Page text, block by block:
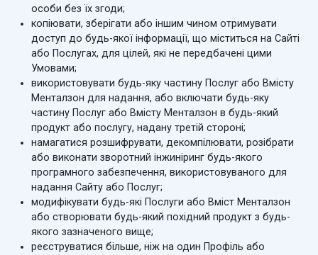
особи без їх згоди;
копіювати, зберігати або іншим чином отримувати
доступ до будь-якої інформації, що міститься на Сайті
або Послугах, для цілей, які не передбачені цими
Умовами;
використовувати будь-яку частину Послуг або Вмісту
Менталзон для надання, або включати будь-яку
частину Послуг або Вмісту Менталзон в будь-який
продукт або послугу, надану третій стороні;
намагатися розшифрувати, декомпілювати, розібрати
або виконати зворотний інжиніринг будь-якого
програмного забезпечення, використовуваного для
надання Сайту або Послуг;
модифікувати будь-які Послуги або Вміст Менталзон
або створювати будь-який похідний продукт з будь-
якого зазначеного вище;
реєструватися більше, ніж на один Профіль або